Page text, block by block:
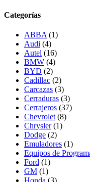
Categorías
ABBA (1)
Audi (4)
Autel (16)
BMW (4)
BYD (2)
Cadillac (2)
Carcazas (3)
Cerraduras (3)
Cerrajeros (37)
Chevrolet (8)
Chrysler (1)
Dodge (2)
Emuladores (1)
Equipos de
Ford (1)
GM (1)
Honda (3)